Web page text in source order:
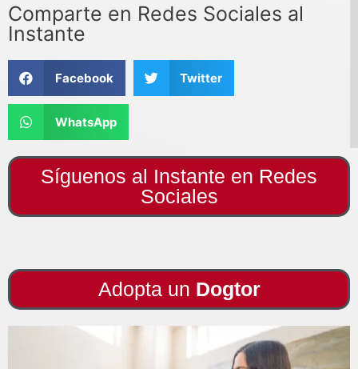
Comparte en Redes Sociales al
Instante
Facebook Twitter
WhatsApp
Síguenos al Instante en Redes
Sociales
Adopta un Dogtor